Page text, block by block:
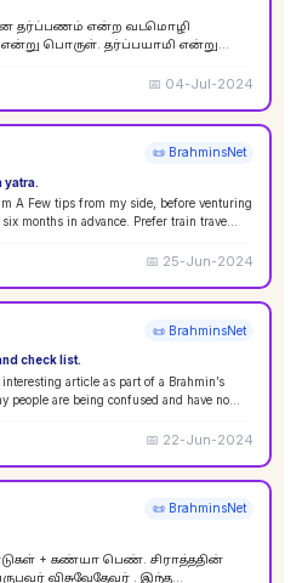
தர்ப்பணம் என்ற வடமொழி
பொருள். தர்ப்பயாமி என்று
📅 04-Jul-2024
📜 BrahminsNet
yatra.
atleast six months in advance. Prefer train trave...
📅 25-Jun-2024
📜 BrahminsNet
check list.
article as part of a Brahmin’s
people are being confused and have no
📅 22-Jun-2024
📜 BrahminsNet
விசுவேதேவர் . இந்த